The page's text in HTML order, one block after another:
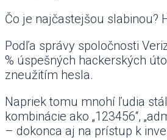
Čo je najčastejšou slabinou?
Podľa správy spoločnosti
% úspešných hackerských
zneužitím hesla.
Napriek tomu mnohí ľudia
kombinácie ako „123456“,
– dokonca aj na prístup k